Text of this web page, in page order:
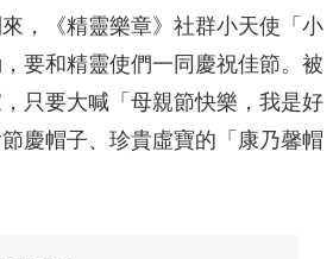
，《精靈樂章》社群小天使「小
要和精靈使們一同慶祝佳節。被
，只要大喊「母親節快樂，我是好
慶帽子、珍貴虛寶的「康乃馨帽